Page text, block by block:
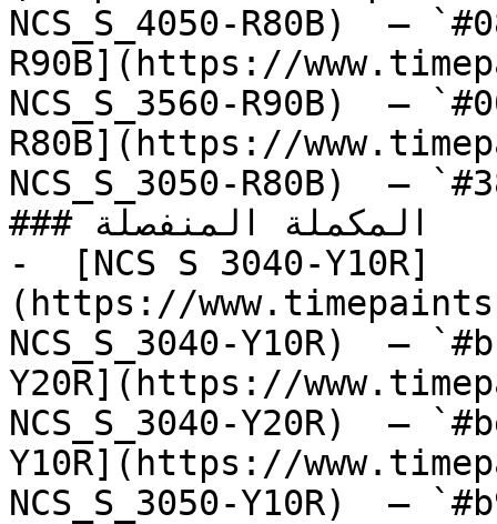
NCS_S_4050-R80B)  —
R90B](https://
NCS_S_3560-R90B)  —
R80B](https://
NCS_S_3050-R80B)  —
### المكملة المنفصلة
-  [NCS S 3040-Y10R]
(https://
NCS_S_3040-Y10R)  —
Y20R](https://
NCS_S_3040-Y20R)  —
Y10R](https://
NCS_S_3050-Y10R)  —